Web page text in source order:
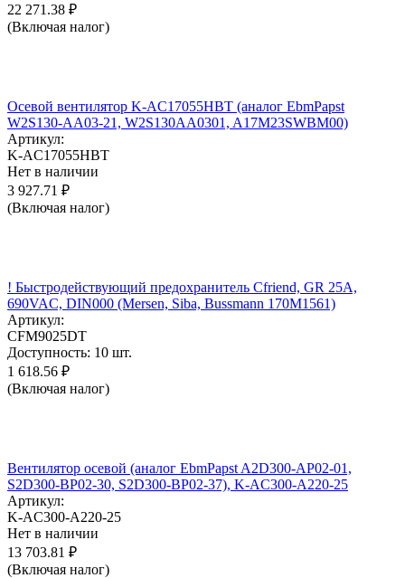
22 271.38 ₽
(Включая налог)
Осевой вентилятор K-AC17055HBT (аналог EbmPapst
W2S130-AA03-21, W2S130AA0301, A17M23SWBM00)
Артикул:
K-AC17055HBT
Нет в наличии
3 927.71 ₽
(Включая налог)
! Быстродействующий предохранитель Cfriend, GR 25А,
690VAC, DIN000 (Mersen, Siba, Bussmann 170M1561)
Артикул:
CFM9025DT
Доступность: 10 шт.
1 618.56 ₽
(Включая налог)
Вентилятор осевой (аналог EbmPapst A2D300-AP02-01,
S2D300-BP02-30, S2D300-BP02-37), K-AC300-A220-25
Артикул:
K-AC300-A220-25
Нет в наличии
13 703.81 ₽
(Включая налог)